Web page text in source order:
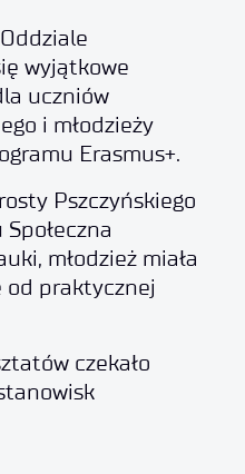
wyjątkowe
uczniów
i młodzieży
Erasmus+.
Pszczyńskiego
młodzież miała
od praktycznej
czekało